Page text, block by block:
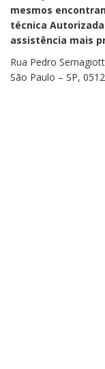
mesmos
técnica
assistência mais
Rua Pedro
São Paulo – SP,